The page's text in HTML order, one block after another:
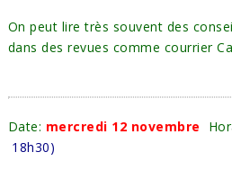
On peut lire très souvent des
dans des revues comme courrier
Date: mercredi 12 novembre
18h30)